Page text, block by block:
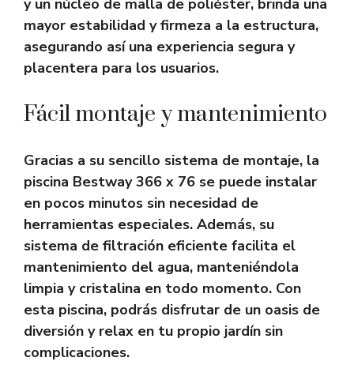
y un núcleo de malla de poliéster, brinda una
mayor estabilidad y firmeza a la estructura,
asegurando así una experiencia segura y
placentera para los usuarios.
Fácil montaje y mantenimiento
Gracias a su sencillo sistema de montaje, la
piscina Bestway 366 x 76 se puede instalar
en pocos minutos sin necesidad de
herramientas especiales. Además, su
sistema de filtración eficiente facilita el
mantenimiento del agua, manteniéndola
limpia y cristalina en todo momento. Con
esta piscina, podrás disfrutar de un oasis de
diversión y relax en tu propio jardín sin
complicaciones.